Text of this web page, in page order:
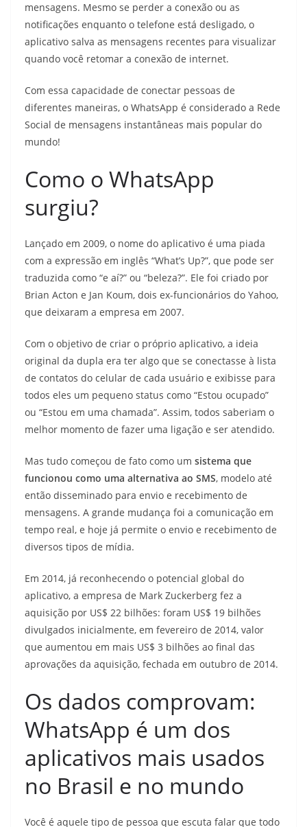
mensagens. Mesmo se perder a conexão ou as
notificações enquanto o telefone está desligado, o
aplicativo salva as mensagens recentes para visualizar
quando você retomar a conexão de internet.
Com essa capacidade de conectar pessoas de
diferentes maneiras, o WhatsApp é considerado a Rede
Social de mensagens instantâneas mais popular do
mundo!
Como o WhatsApp
surgiu?
Lançado em 2009, o nome do aplicativo é uma piada
com a expressão em inglês “What’s Up?”, que pode ser
traduzida como “e aí?” ou “beleza?”. Ele foi criado por
Brian Acton e Jan Koum, dois ex-funcionários do Yahoo,
que deixaram a empresa em 2007.
Com o objetivo de criar o próprio aplicativo, a ideia
original da dupla era ter algo que se conectasse à lista
de contatos do celular de cada usuário e exibisse para
todos eles um pequeno status como “Estou ocupado”
ou “Estou em uma chamada”. Assim, todos saberiam o
melhor momento de fazer uma ligação e ser atendido.
Mas tudo começou de fato como um sistema que
funcionou como uma alternativa ao SMS, modelo até
então disseminado para envio e recebimento de
mensagens. A grande mudança foi a comunicação em
tempo real, e hoje já permite o envio e recebimento de
diversos tipos de mídia.
Em 2014, já reconhecendo o potencial global do
aplicativo, a empresa de Mark Zuckerberg fez a
aquisição por US$ 22 bilhões: foram US$ 19 bilhões
divulgados inicialmente, em fevereiro de 2014, valor
que aumentou em mais US$ 3 bilhões ao final das
aprovações da aquisição, fechada em outubro de 2014.
Os dados comprovam:
WhatsApp é um dos
aplicativos mais usados
no Brasil e no mundo
Você é aquele tipo de pessoa que escuta falar que todo